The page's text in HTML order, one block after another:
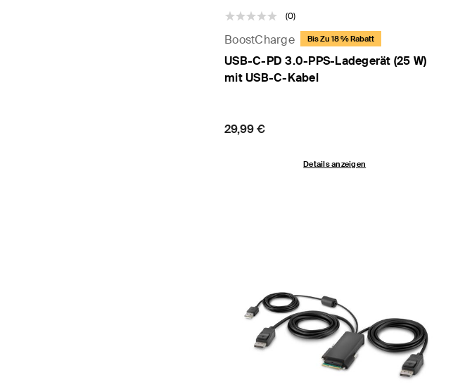
(0)
BoostCharge Bis Zu 18 % Rabatt
USB-C-PD 3.0-PPS-Ladegerät (25 W)
mit USB-C-Kabel
Price:
29,99 €
Details anzeigen